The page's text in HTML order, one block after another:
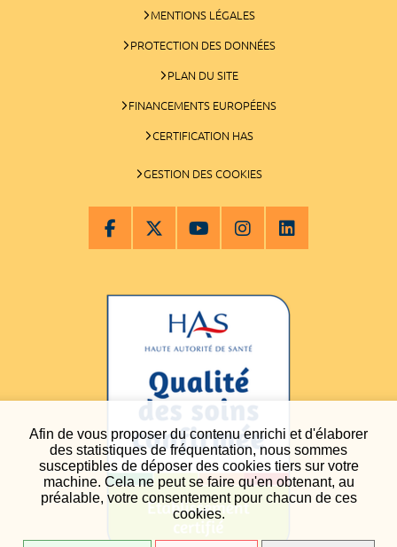
Afin de vous proposer du contenu enrichi et d'élaborer
des statistiques de fréquentation, nous sommes
susceptibles de déposer des cookies tiers sur votre
machine. Cela ne peut se faire qu'en obtenant, au
préalable, votre consentement pour chacun de ces
cookies.
MENTIONS LÉGALES
PROTECTION DES DONNÉES
PLAN DU SITE
FINANCEMENTS EUROPÉENS
CERTIFICATION HAS
GESTION DES COOKIES